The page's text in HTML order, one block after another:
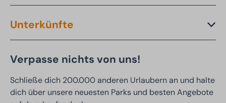
Unterkünfte
Verpasse nichts von uns!
Schließe dich 200.000 anderen Urlaubern an und halte
dich über unsere neuesten Parks und besten Angebote